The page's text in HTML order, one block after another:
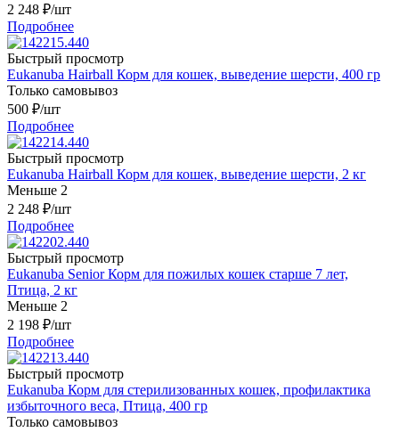
2 248 ₽/шт
Подробнее
Быстрый просмотр
Eukanuba Hairball Корм для кошек, выведение шерсти, 400 гр
Только самовывоз
500 ₽/шт
Подробнее
Быстрый просмотр
Eukanuba Hairball Корм для кошек, выведение шерсти, 2 кг
Меньше 2
2 248 ₽/шт
Подробнее
Быстрый просмотр
Eukanuba Senior Корм для пожилых кошек старше 7 лет,
Птица, 2 кг
Меньше 2
2 198 ₽/шт
Подробнее
Быстрый просмотр
Eukanuba Корм для стерилизованных кошек, профилактика
избыточного веса, Птица, 400 гр
Только самовывоз